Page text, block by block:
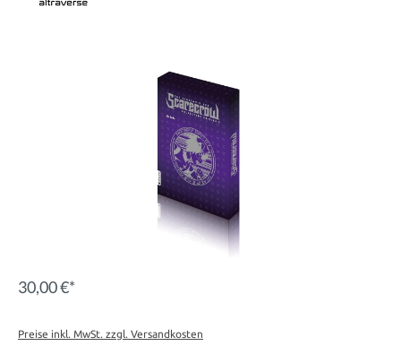
30,00 €*
Preise inkl. MwSt. zzgl. Versandkosten